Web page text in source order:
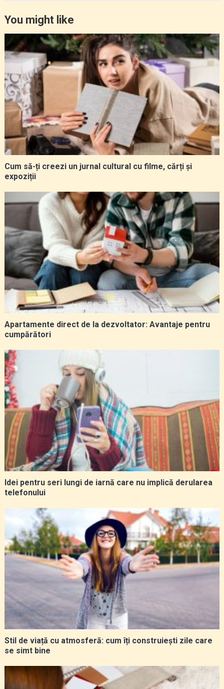
You might like
Cum să-ți creezi un jurnal cultural cu filme, cărți și
expoziții
Apartamente direct de la dezvoltator: Avantaje pentru
cumpărători
Idei pentru seri lungi de iarnă care nu implică derularea
telefonului
Stil de viață cu atmosferă: cum îți construiești zile care
se simt bine